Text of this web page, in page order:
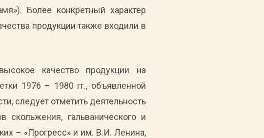
Более конкретный характер
продукции также входили в
качество продукции на
1976 – 1980 гг., объявленной
следует отметить деятельность
гальванического и
– «Прогресс» и им. В.И. Ленина,